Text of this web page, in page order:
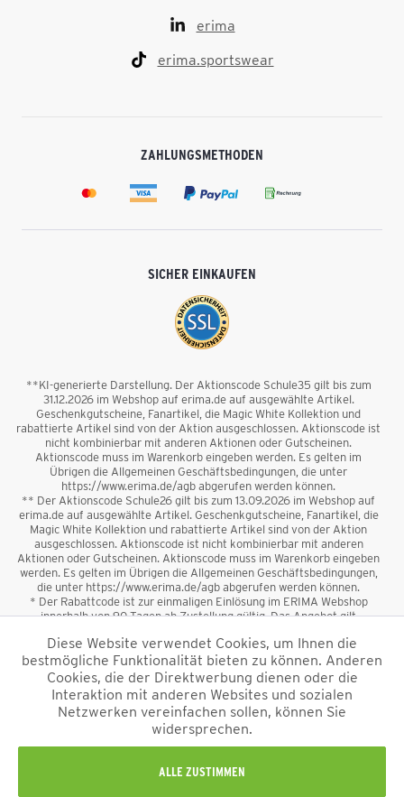
erima
erima.sportswear
ZAHLUNGSMETHODEN
SICHER EINKAUFEN
**KI-generierte Darstellung. Der Aktionscode Schule35 gilt bis zum
31.12.2026 im Webshop auf erima.de auf ausgewählte Artikel.
Geschenkgutscheine, Fanartikel, die Magic White Kollektion und
rabattierte Artikel sind von der Aktion ausgeschlossen. Aktionscode ist
nicht kombinierbar mit anderen Aktionen oder Gutscheinen.
Aktionscode muss im Warenkorb eingeben werden. Es gelten im
Übrigen die Allgemeinen Geschäftsbedingungen, die unter
https://www.erima.de/agb abgerufen werden können.
** Der Aktionscode Schule26 gilt bis zum 13.09.2026 im Webshop auf
erima.de auf ausgewählte Artikel. Geschenkgutscheine, Fanartikel, die
Magic White Kollektion und rabattierte Artikel sind von der Aktion
ausgeschlossen. Aktionscode ist nicht kombinierbar mit anderen
Aktionen oder Gutscheinen. Aktionscode muss im Warenkorb eingeben
werden. Es gelten im Übrigen die Allgemeinen Geschäftsbedingungen,
die unter https://www.erima.de/agb abgerufen werden können.
* Der Rabattcode ist zur einmaligen Einlösung im ERIMA Webshop
innerhalb von 90 Tagen ab Zustellung gültig. Das Angebot gilt
sowie Geschenkgutscheine sind vom Rabatt ausgeschlossen. Der
Rabattcode ist nicht mit anderen Aktionen oder Gutscheinen
kombinierbar. Der Mindestbestellwert beträgt 50 €
*Alle Preise verstehen sich inkl. Mehrwertsteuer und zzgl.
und ggf. Nachnahmegebühren, wenn nicht anders
beschrieben.
Diese Website verwendet Cookies, um Ihnen die
bestmögliche Funktionalität bieten zu können. Anderen
Cookies, die der Direktwerbung dienen oder die
Interaktion mit anderen Websites und sozialen
Netzwerken vereinfachen sollen, können Sie
widersprechen.